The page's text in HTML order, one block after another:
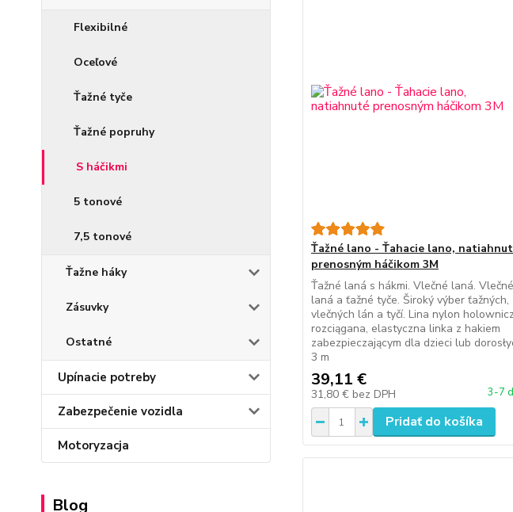
Flexibilné
Oceľové
Ťažné tyče
Ťažné popruhy
S háčikmi
5 tonové
7,5 tonové
Ťažne háky
Zásuvky
Ostatné
Upínacie potreby
Zabezpečenie vozidla
Motoryzacja
Blog
Ťažné lano - Ťahacie lano,
prenosným háčikom 3M
Ťažné laná s hákmi. Vlečné laná. Vlečné
laná a ťažné tyče. Široký výber ťažných,
vlečných lán a tyčí. Lina nylon
rozciągana, elastyczna linka z hakiem
zabezpieczającym dla dzieci lub
3 m
39,11 €
31,80 € bez DPH 3-7
Pridať do košíka